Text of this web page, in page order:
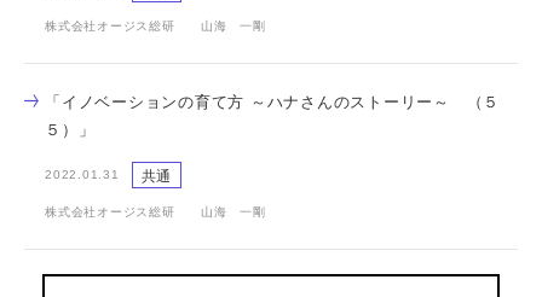
株式会社オージス総研 山海 一剛
「イノベーションの育て方 ～ハナさんのストーリー～ （５
５）」
2022.01.31 共通
株式会社オージス総研 山海 一剛